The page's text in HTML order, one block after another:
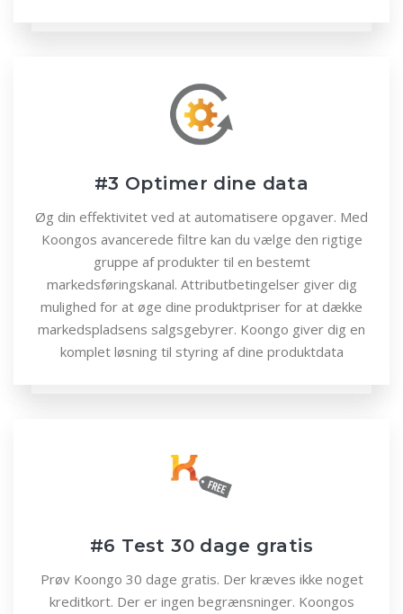
#3 Optimer dine data
Øg din effektivitet ved at automatisere opgaver. Med
Koongos avancerede filtre kan du vælge den rigtige
gruppe af produkter til en bestemt
markedsføringskanal. Attributbetingelser giver dig
mulighed for at øge dine produktpriser for at dække
markedspladsens salgsgebyrer. Koongo giver dig en
komplet løsning til styring af dine produktdata
#6 Test 30 dage gratis
Prøv Koongo 30 dage gratis. Der kræves ikke noget
kreditkort. Der er ingen begrænsninger. Koongos